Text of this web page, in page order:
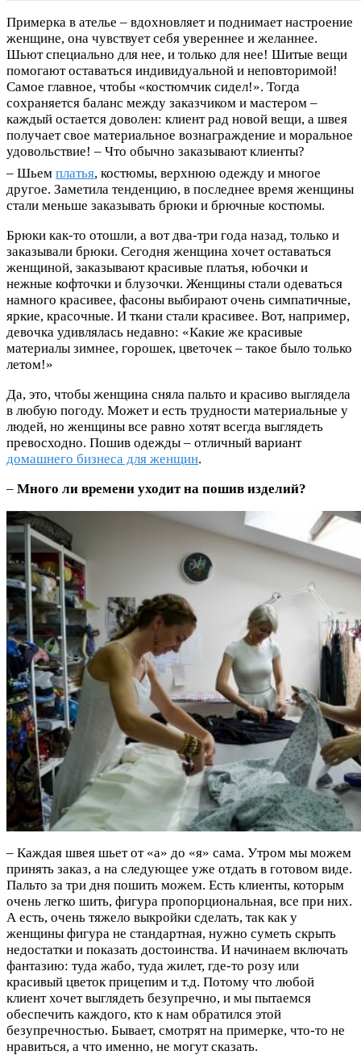
Примерка в ателье – вдохновляет и поднимает настроение
женщине, она чувствует себя увереннее и желаннее.
Шьют специально для нее, и только для нее! Шитые вещи
помогают оставаться индивидуальной и неповторимой!
Самое главное, чтобы «костюмчик сидел!». Тогда
сохраняется баланс между заказчиком и мастером –
каждый остается доволен: клиент рад новой вещи, а швея
получает свое материальное вознаграждение и моральное
удовольствие! – Что обычно заказывают клиенты?
– Шьем платья, костюмы, верхнюю одежду и многое
другое. Заметила тенденцию, в последнее время женщины
стали меньше заказывать брюки и брючные костюмы.
Брюки как-то отошли, а вот два-три года назад, только и
заказывали брюки. Сегодня женщина хочет оставаться
женщиной, заказывают красивые платья, юбочки и
нежные кофточки и блузочки. Женщины стали одеваться
намного красивее, фасоны выбирают очень симпатичные,
яркие, красочные. И ткани стали красивее. Вот, например,
девочка удивлялась недавно: «Какие же красивые
материалы зимнее, горошек, цветочек – такое было только
летом!»
Да, это, чтобы женщина сняла пальто и красиво выглядела
в любую погоду. Может и есть трудности материальные у
людей, но женщины все равно хотят всегда выглядеть
превосходно. Пошив одежды – отличный вариант
домашнего бизнеса для женщин.
– Много ли времени уходит на пошив изделий?
– Каждая швея шьет от «а» до «я» сама. Утром мы можем
принять заказ, а на следующее уже отдать в готовом виде.
Пальто за три дня пошить можем. Есть клиенты, которым
очень легко шить, фигура пропорциональная, все при них.
А есть, очень тяжело выкройки сделать, так как у
женщины фигура не стандартная, нужно суметь скрыть
недостатки и показать достоинства. И начинаем включать
фантазию: туда жабо, туда жилет, где-то розу или
красивый цветок прицепим и т.д. Потому что любой
клиент хочет выглядеть безупречно, и мы пытаемся
обеспечить каждого, кто к нам обратился этой
безупречностью. Бывает, смотрят на примерке, что-то не
нравиться, а что именно, не могут сказать.